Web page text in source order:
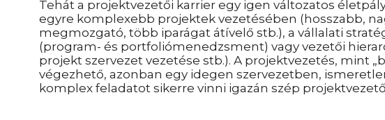
Tehát a projektvezetői karrier egy igen változatos
egyre komplexebb projektek vezetésében (hosszabb,
megmozgató, több iparágat átívelő stb.), a vállalati
(program- és portfoliómenedzsment) vagy vezetői
projekt szervezet vezetése stb.). A projektvezetés, mint
végezhető, azonban egy idegen szervezetben,
komplex feladatot sikerre vinni igazán szép